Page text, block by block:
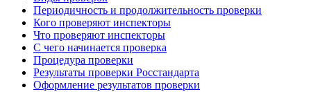
Периодичность и продолжительность проверки
Кого проверяют инспекторы
Что проверяют инспекторы
С чего начинается проверка
Процедура проверки
Результаты проверки Росстандарта
Оформление результатов проверки